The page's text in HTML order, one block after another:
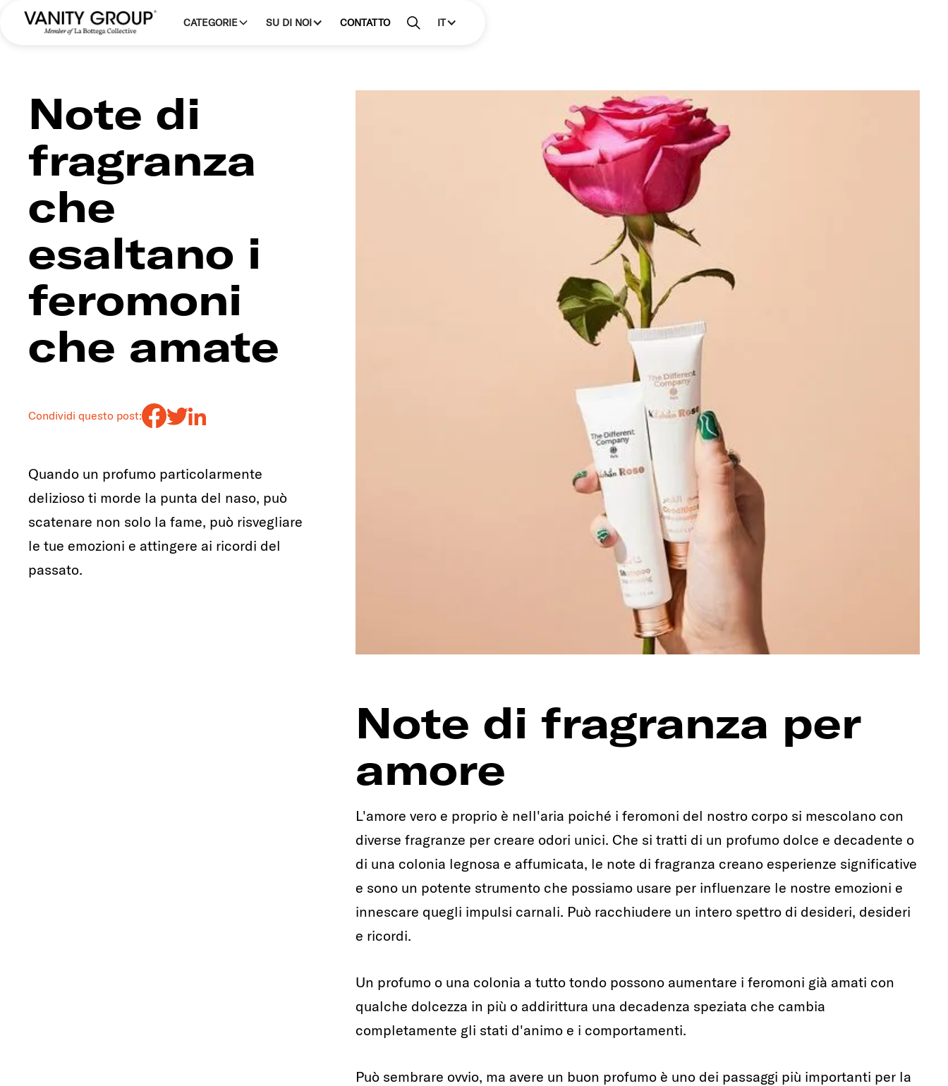
CATEGORIE SU DI NOI CONTATTO IT
Note di
fragranza
che
esaltano i
feromoni
che amate
Condividi questo post:
Quando un profumo particolarmente
delizioso ti morde la punta del naso, può
scatenare non solo la fame, può risvegliare
le tue emozioni e attingere ai ricordi del
passato.
Note di fragranza per
amore
L'amore vero e proprio è nell'aria poiché i feromoni del nostro corpo si mescolano con
diverse fragranze per creare odori unici. Che si tratti di un profumo dolce e decadente o
di una colonia legnosa e affumicata, le note di fragranza creano esperienze significative
e sono un potente strumento che possiamo usare per influenzare le nostre emozioni e
innescare quegli impulsi carnali. Può racchiudere un intero spettro di desideri, desideri
e ricordi.
Un profumo o una colonia a tutto tondo possono aumentare i feromoni già amati con
qualche dolcezza in più o addirittura una decadenza speziata che cambia
completamente gli stati d'animo e i comportamenti.
Può sembrare ovvio, ma avere un buon profumo è uno dei passaggi più importanti per la